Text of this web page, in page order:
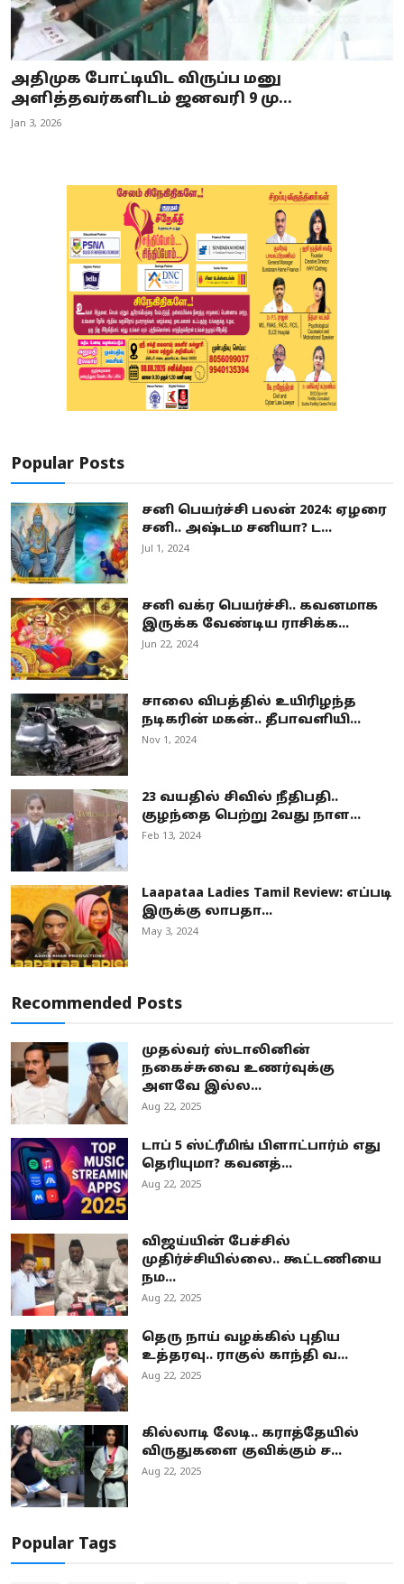
அதிமுக போட்டியிட விருப்ப மனு
அளித்தவர்களிடம் ஜனவரி 9 மு...
Jan 3, 2026
Popular Posts
சனி பெயர்ச்சி பலன் 2024: ஏழரை
சனி.. அஷ்டம சனியா? ட...
Jul 1, 2024
சனி வக்ர பெயர்ச்சி.. கவனமாக
இருக்க வேண்டிய ராசிக்க...
Jun 22, 2024
சாலை விபத்தில் உயிரிழந்த
நடிகரின் மகன்.. தீபாவளியி...
Nov 1, 2024
23 வயதில் சிவில் நீதிபதி..
குழந்தை பெற்று 2வது நாள...
Feb 13, 2024
Laapataa Ladies Tamil Review: எப்படி
இருக்கு லாபதா...
May 3, 2024
Recommended Posts
முதல்வர் ஸ்டாலினின்
நகைச்சுவை உணர்வுக்கு
அளவே இல்ல...
Aug 22, 2025
டாப் 5 ஸ்ட்ரீமிங் பிளாட்பார்ம் எது
தெரியுமா? கவனத்...
Aug 22, 2025
விஜய்யின் பேச்சில்
முதிர்ச்சியில்லை.. கூட்டணியை
நம...
Aug 22, 2025
தெரு நாய் வழக்கில் புதிய
உத்தரவு.. ராகுல் காந்தி வ...
Aug 22, 2025
கில்லாடி லேடி.. கராத்தேயில்
விருதுகளை குவிக்கும் ச...
Aug 22, 2025
Popular Tags